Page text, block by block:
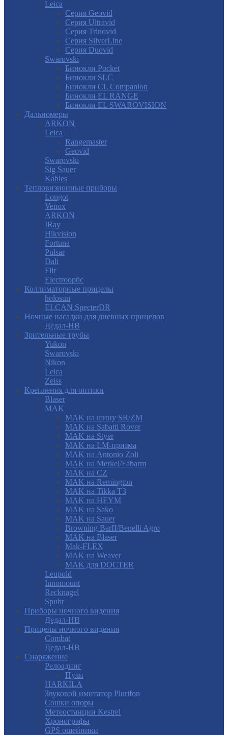
Leica
Серия Geovid
Серия Ultravid
Серия Trinovid
Серия SilverLine
Серия Duovid
Swarovski
Бинокли Pocket
Бинокли SLC
Бинокли CL Companion
Бинокли EL RANGE
Бинокли EL SWAROVISION
Дальномеры
ARKON
Leica
Rangemaster
Geovid
Swarovski
Sig Sauer
Kahles
Тепловизионные приборы
Longot
Venox
ARKON
IRay
Hikvision
Fortuna
Pulsar
Dali
Flir
Electrooptic
Коллиматорные прицелы
holosun
ELCAN SpecterDR
Ночные насадки для дневных прицелов
Дедал-НВ
Зрительные трубы
Yukon
Swarovski
Nikon
Leica
Zeiss
Крепления для оптики
Blaser
MAK
MAK на шину SR/ZM
MAK на Sabatti Rover
MAK на Styer
MAK на LM-призма
MAK на Antonio Zoli
MAK на Merkel/Fabarm
MAK на CZ
MAK на Remington
MAK на Tikka T3
MAK на HEYM
MAK на Sako
MAK на Sauer
Browning BarII/Benelli Agro
MAK на Blaser
Mak-FLEX
MAK на Weaver
MAK для DOCTER
Leupold
Innomount
Recknagel
Spuhr
Приборы ночного видения
Дедал-НВ
Прицелы ночного видения
Combat
Дедал-НВ
Снаряжение
Релоадинг
Пули
HARKILA
Звуковой имитатор Plurifon
Сошки опоры
Метеостанции Kestrel
Хронографы
GPS ошейники